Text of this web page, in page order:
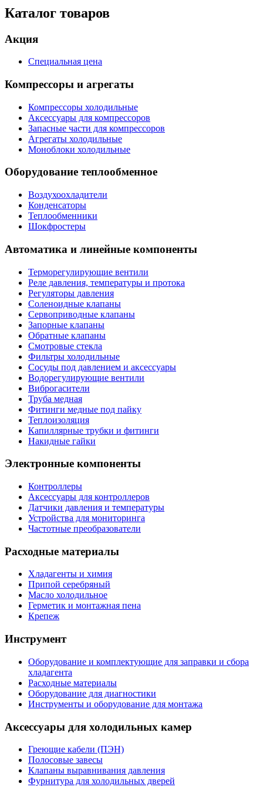
Каталог товаров
Акция
Специальная цена
Компрессоры и агрегаты
Компрессоры холодильные
Аксессуары для компрессоров
Запасные части для компрессоров
Агрегаты холодильные
Моноблоки холодильные
Оборудование теплообменное
Воздухоохладители
Конденсаторы
Теплообменники
Шокфростеры
Автоматика и линейные компоненты
Терморегулирующие вентили
Реле давления, температуры и протока
Регуляторы давления
Соленоидные клапаны
Сервоприводные клапаны
Запорные клапаны
Обратные клапаны
Смотровые стекла
Фильтры холодильные
Сосуды под давлением и аксессуары
Водорегулирующие вентили
Виброгасители
Труба медная
Фитинги медные под пайку
Теплоизоляция
Капиллярные трубки и фитинги
Накидные гайки
Электронные компоненты
Контроллеры
Аксессуары для контроллеров
Датчики давления и температуры
Устройства для мониторинга
Частотные преобразователи
Расходные материалы
Хладагенты и химия
Припой серебряный
Масло холодильное
Герметик и монтажная пена
Крепеж
Инструмент
Оборудование и комплектующие для заправки и сбора
хладагента
Расходные материалы
Оборудование для диагностики
Инструменты и оборудование для монтажа
Аксессуары для холодильных камер
Греющие кабели (ПЭН)
Полосовые завесы
Клапаны выравнивания давления
Фурнитура для холодильных дверей